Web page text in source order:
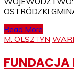
OSTRÓDZKI
Read More
M. OLSZTYN
FUNDACJA